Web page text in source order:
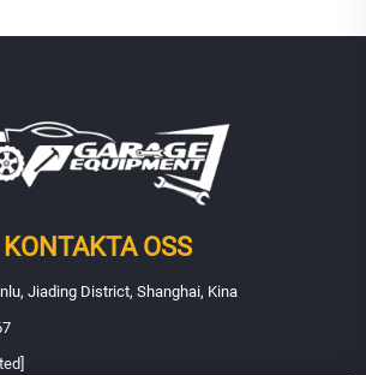
KONTAKTA OSS
Jiading District, Shanghai, Kina